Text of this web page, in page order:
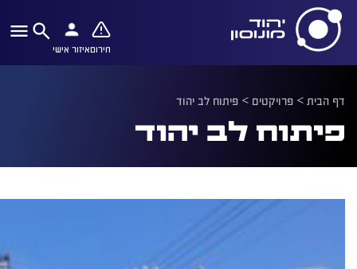
חירוםאיזור אישי
דף הבית> פרויקטים > פיתוח לב יהוד
פיתוח לב יהוד